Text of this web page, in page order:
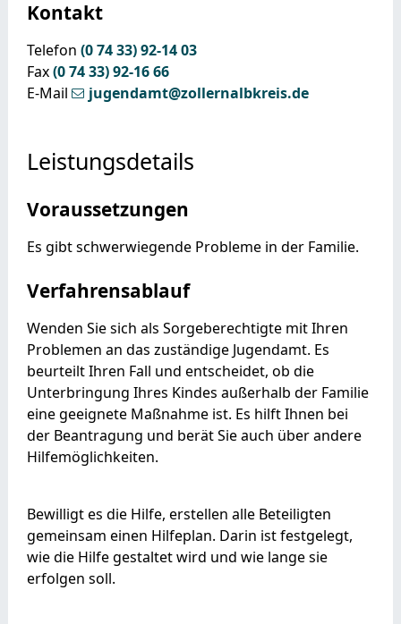
Kontakt
Telefon (07433) 92-1403
Fax(07433) 92-1666
E-Mail
jugendamt@zollernalbkreis.de
Leistungsdetails
Voraussetzungen
Es gibt schwerwiegende Probleme in der Familie.
Verfahrensablauf
Wenden Sie sich als Sorgeberechtigte mit Ihren
Problemen an das zuständige Jugendamt. Es
beurteilt Ihren Fall und entscheidet, ob die
Unterbringung Ihres Kindes außerhalb der Familie
eine geeignete Maßnahme ist. Es hilft Ihnen bei
der Beantragung und berät Sie auch über andere
Hilfemöglichkeiten.
Bewilligt es die Hilfe, erstellen alle Beteiligten
gemeinsam einen Hilfeplan. Darin ist festgelegt,
wie die Hilfe gestaltet wird und wie lange sie
erfolgen soll.